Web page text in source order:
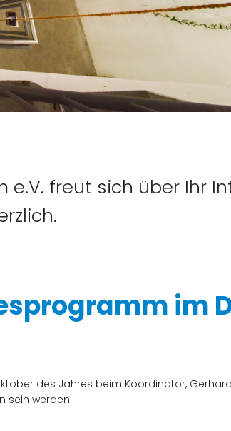
e.V. freut sich über Ihr
im
des Jahres beim Koordinator,
sein werden.